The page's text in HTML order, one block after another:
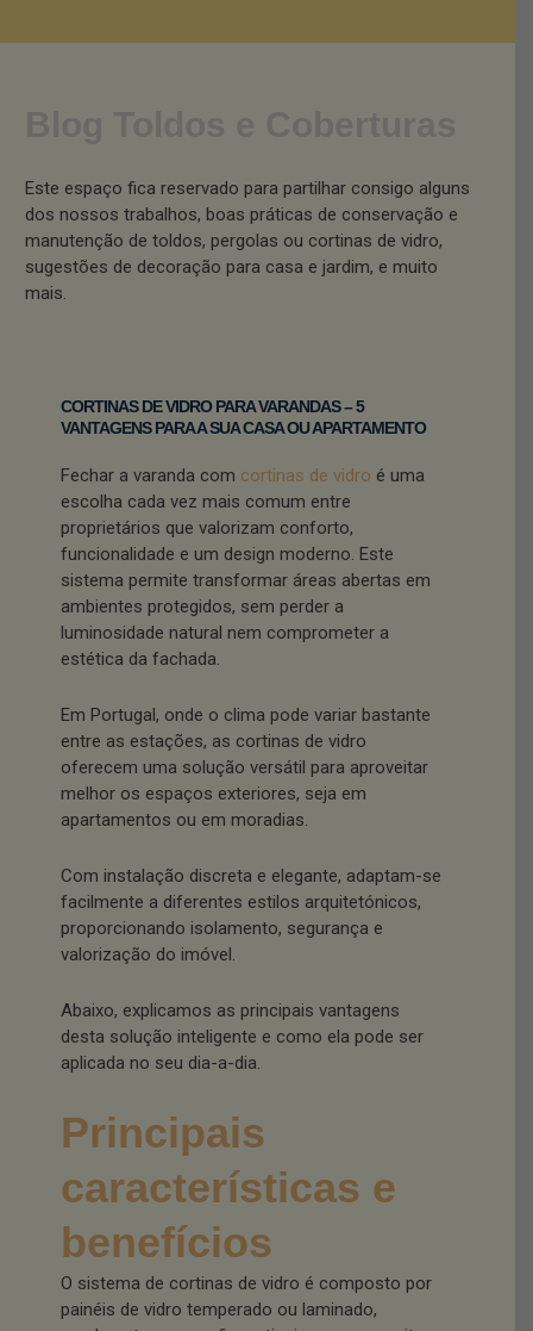
Este espaço fica reservado para partilhar consigo alguns
dos nossos trabalhos, boas práticas de conservação e
manutenção de toldos, pergolas ou cortinas de vidro,
sugestões de decoração para casa e jardim, e muito
mais.
CORTINAS DE VIDRO PARA VARANDAS – 5
VANTAGENS PARA A SUA CASA OU APARTAMENTO
Fechar a varanda com cortinas de vidro é uma
escolha cada vez mais comum entre
proprietários que valorizam conforto,
funcionalidade e um design moderno. Este
sistema permite transformar áreas abertas em
ambientes protegidos, sem perder a
luminosidade natural nem comprometer a
estética da fachada.
Em Portugal, onde o clima pode variar bastante
entre as estações, as cortinas de vidro
oferecem uma solução versátil para aproveitar
melhor os espaços exteriores, seja em
apartamentos ou em moradias.
Com instalação discreta e elegante, adaptam-se
facilmente a diferentes estilos arquitetónicos,
proporcionando isolamento, segurança e
valorização do imóvel.
Abaixo, explicamos as principais vantagens
desta solução inteligente e como ela pode ser
aplicada no seu dia-a-dia.
Principais
características e
benefícios
O sistema de cortinas de vidro é composto por
painéis de vidro temperado ou laminado,